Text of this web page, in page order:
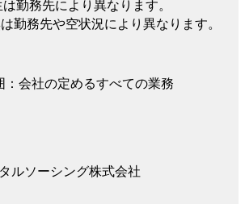
勤務先により異なります。
勤務先や空状況により異なります。
：会社の定めるすべての業務